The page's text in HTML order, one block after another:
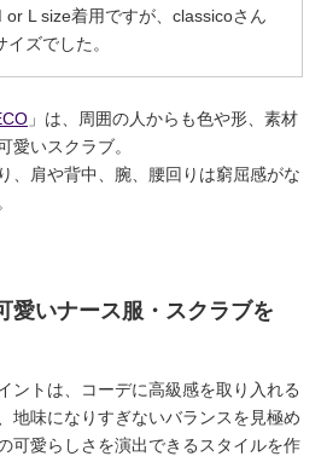
L size着用ですが、classicoさん
ズでした。
」は、周囲の人からも色や形、素材
愛いスクラブ。
、肩や背中、腕、腰回りは窮屈感がな
愛いナース服・スクラブを
ントは、コーデに高級感を取り入れる
地味になりすぎないバランスを見極め
可愛らしさを演出できるスタイルを作